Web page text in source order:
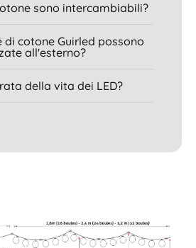
sono intercambiabili?
di cotone Guirled possono
all'esterno?
della vita dei LED?